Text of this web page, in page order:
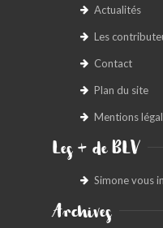
Actualités
Les
Contact
Plan du site
Mentions
Les + de BLV
Simone vous
Archives